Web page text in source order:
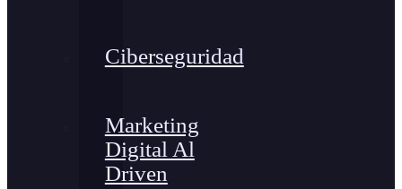
Ciberseguridad
Marketing
Digital Al
Driven